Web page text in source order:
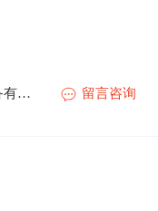
常州市万宝干燥设备有限公司
留言咨询